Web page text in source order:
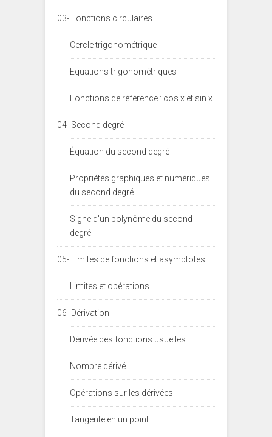
03- Fonctions circulaires
Cercle trigonométrique
Equations trigonométriques
Fonctions de référence : cos x et sin x
04- Second degré
Équation du second degré
Propriétés graphiques et numériques
du second degré
Signe d'un polynôme du second
degré
05- Limites de fonctions et asymptotes
Limites et opérations.
06- Dérivation
Dérivée des fonctions usuelles
Nombre dérivé
Opérations sur les dérivées
Tangente en un point